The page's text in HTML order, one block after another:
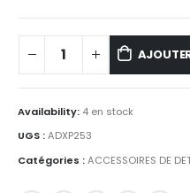
Availability: 4 en stock
UGS :ADXP253
Catégories :ACCESSOIRES DE